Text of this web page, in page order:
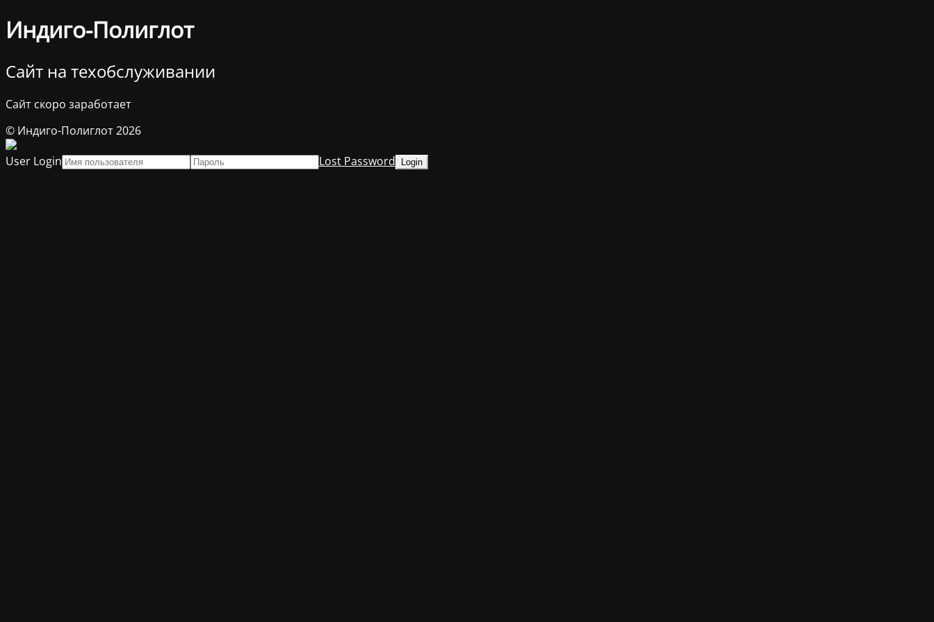
Индиго-Полиглот
Сайт на техобслуживании
Сайт скоро заработает
© Индиго-Полиглот 2026
User Login
Lost Password